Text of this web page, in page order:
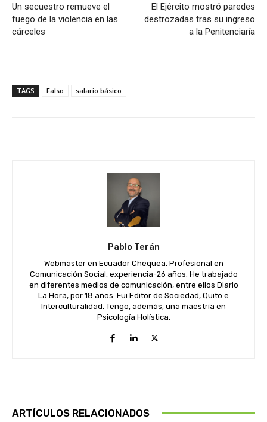
Un secuestro remueve el
fuego de la violencia en las
cárceles
El Ejército mostró paredes
destrozadas tras su ingreso
a la Penitenciaría
TAGS Falso salario básico
Pablo Terán
Webmaster en Ecuador Chequea. Profesional en
Comunicación Social, experiencia-26 años. He trabajado
en diferentes medios de comunicación, entre ellos Diario
La Hora, por 18 años. Fui Editor de Sociedad, Quito e
Interculturalidad. Tengo, además, una maestría en
Psicología Holística.
ARTÍCULOS RELACIONADOS